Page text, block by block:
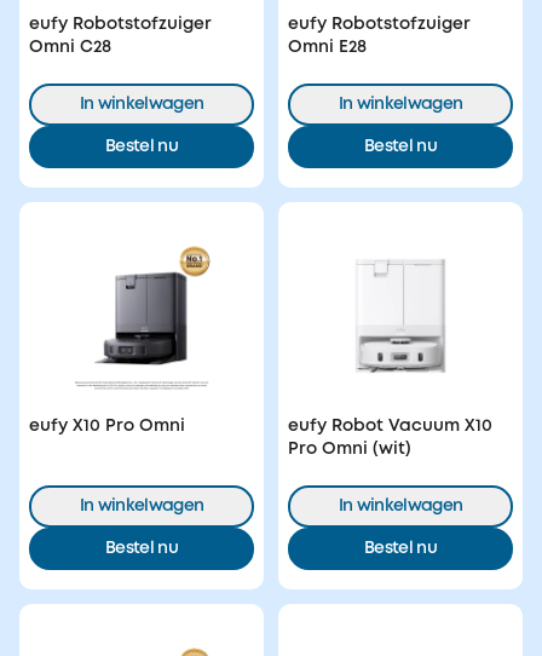
eufy Robotstofzuiger
Omni C28
In winkelwagen
Bestel nu
eufy Robotstofzuiger
Omni E28
In winkelwagen
Bestel nu
eufy X10 Pro Omni
In winkelwagen
Bestel nu
eufy Robot Vacuum X10
Pro Omni (wit)
In winkelwagen
Bestel nu